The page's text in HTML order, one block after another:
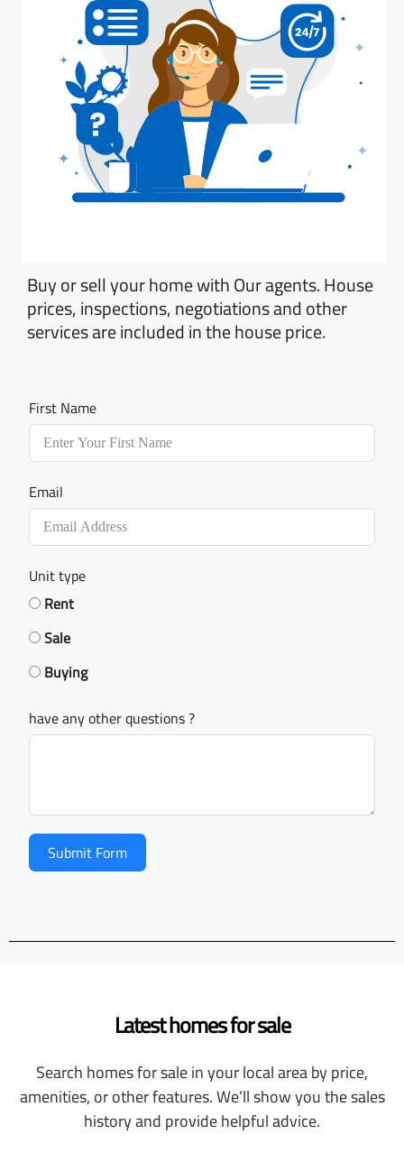
Buy or sell your home with Our agents. House
prices, inspections, negotiations and other
services are included in the house price.
First Name
Email
Unit type
Rent
Sale
Buying
have any other questions ?
Submit Form
Latest homes for sale
Search homes for sale in your local area by price,
amenities, or other features. We’ll show you the sales
history and provide helpful advice.